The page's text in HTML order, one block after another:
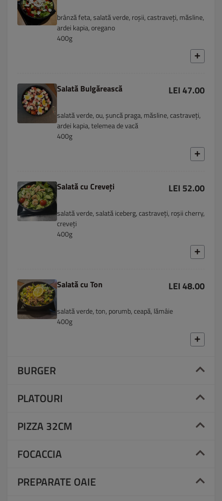
brânză feta, salată verde, roșii, castraveți, măsline,
ardei kapia, oregano
400g
Salată Bulgărească LEI 47.00
salată verde, ou, șuncă praga, măsline, castraveți,
ardei kapia, telemea de vacă
400g
Salată cu Creveți LEI 52.00
salată verde, salată iceberg, castraveți, roșii cherry,
creveți
400g
Salată cu Ton LEI 48.00
salată verde, ton, porumb, ceapă, lămâie
400g
BURGER
PLATOURI
PIZZA 32CM
FOCACCIA
PREPARATE OAIE